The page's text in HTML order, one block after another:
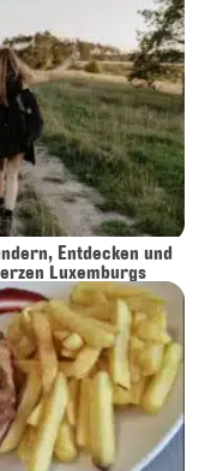
Entdecken und
Luxemburgs